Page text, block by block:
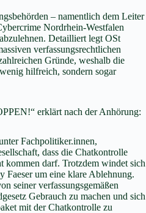
– namentlich dem Leiter
Nordrhein-Westfalen
Detailliert legt OSt
verfassungsrechtlichen
Gründe, weshalb die
hilfreich, sondern sogar
erklärt nach der Anhörung:
Fachpolitiker.innen,
dass die Chatkontrolle
kommen darf. Trotzdem windet sich
Faeser um eine klare Ablehnung.
seiner verfassungsgemäßen
Gebrauch zu machen und sich
mit der Chatkontrolle zu